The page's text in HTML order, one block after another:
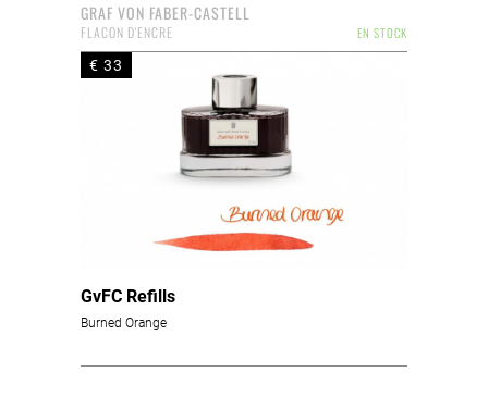
GRAF VON FABER-CASTELL
EN STOCK
FLACON D'ENCRE
€ 33
GvFC Refills
Burned Orange